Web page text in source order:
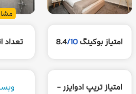
امتیاز بوکینگ 8.4/10 تعداد
امتیاز تریپ ادوایزر -